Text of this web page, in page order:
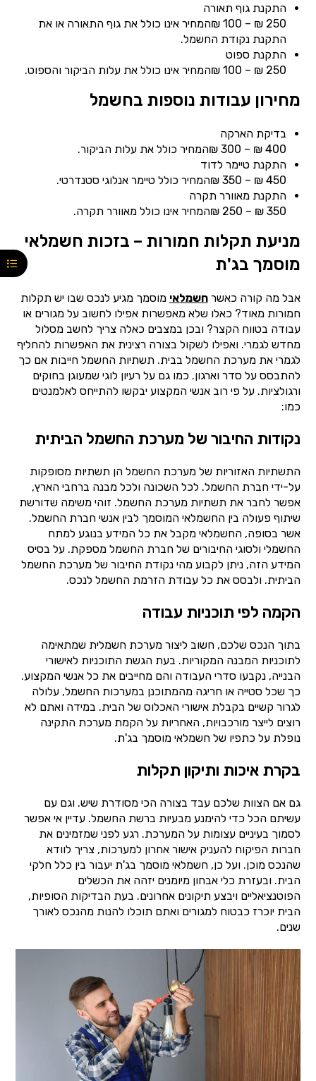
התקנת גוף תאורה
250 ₪ – 100 ₪המחיר אינו כולל את גוף התאורה או את
התקנת נקודת החשמל.
התקנת ספוט
250 ₪ – 100 ₪המחיר אינו כולל את עלות הביקור והספוט.
מחירון עבודות נוספות בחשמל
בדיקת הארקה
400 ₪ – 300 ₪המחיר כולל את עלות הביקור.
התקנת טיימר לדוד
450 ₪ – 350 ₪המחיר כולל טיימר אנלוגי סטנדרטי.
התקנת מאוורר תקרה
350 ₪ – 250 ₪המחיר אינו כולל מאוורר תקרה.
מניעת תקלות חמורות – בזכות חשמלאי
מוסמך בג'ת
אבל מה קורה כאשרחשמלאי מוסמך מגיע לנכס שבו יש תקלות
חמורות מאוד? כאלו שלא מאפשרות אפילו לחשוב על מגורים או
עבודה בטווח הקצר? ובכן במצבים כאלה צריך לחשב מסלול
מחדש לגמרי. ואפילו לשקול בצורה רצינית את האפשרות להחליף
לגמרי את מערכת החשמל בבית. תשתיות החשמל חייבות אם כך
להתבסס על סדר וארגון. כמו גם על רעיון לוגי שמעוגן בחוקים
ורגולציות. על פי רוב אנשי המקצוע יבקשו להתייחס לאלמנטים
כמו:
נקודות החיבור של מערכת החשמל הביתית
התשתיות האזוריות של מערכת החשמל הן תשתיות מסופקות
על-ידי חברת החשמל. לכל השכונה ולכל מבנה ברחבי הארץ,
אפשר לחבר את תשתיות מערכת החשמל. זוהי משימה שדורשת
שיתוף פעולה בין החשמלאי המוסמך לבין אנשי חברת החשמל.
אשר בסופה, החשמלאי מקבל את כל המידע בנוגע למתח
החשמלי ולסוגי החיבורים של חברת החשמל מספקת. על בסיס
המידע הזה, ניתן לקבוע מהי נקודת החיבור של מערכת החשמל
הביתית. ולבסס את כל עבודת הזרמת החשמל לנכס.
הקמה לפי תוכניות עבודה
בתוך הנכס שלכם, חשוב ליצור מערכת חשמלית שמתאימה
לתוכניות המבנה המקוריות. בעת הגשת התוכניות לאישורי
הבנייה, נקבעו סדרי העבודה והם מחייבים את כל אנשי המקצוע.
כך שכל סטייה או חריגה מהמתוכנן במערכות החשמל, עלולה
לגרור קשיים בקבלת אישורי האכלוס של הבית. במידה ואתם לא
רוצים לייצר מורכבויות, האחריות על הקמת מערכת התקינה
נופלת על כתפיו של חשמלאי מוסמך בג'ת.
בקרת איכות ותיקון תקלות
גם אם הצוות שלכם עבד בצורה הכי מסודרת שיש. וגם עם
עשיתם הכל כדי להימנע מבעיות ברשת החשמל. עדיין אי אפשר
לסמוך בעיניים עצומות על המערכת. רגע לפני שמזמינים את
חברות הפיקוח להעניק אישור אחרון למערכות, צריך לוודא
שהנכס מוכן. ועל כן, חשמלאי מוסמך בג'ת יעבור בין כלל חלקי
הבית. ובעזרת כלי אבחון מיומנים יזהה את הכשלים
הפוטנציאליים ויבצע תיקונים אחרונים. בעת הבדיקות הסופיות,
הבית יוכרז כבטוח למגורים ואתם תוכלו להנות מהנכס לאורך
שנים.